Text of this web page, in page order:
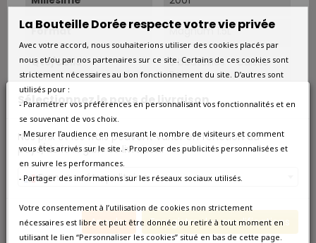
Sélectionnez le pays de livraison
Nos prix et les frais peuvent varier en fonction du
pays/de la région de livraison.
France métropolitaine
Annuler Enregistrer les modifications
Format Magnum 1.5L
Qté/Colis
3 bouteilles - Caisse
Bois
Pays
France
Région Bordeaux
Appellation
Type Rouge
La Bouteille Dorée respecte votre vie privée
Avec votre accord, nous souhaiterions utiliser des cookies placés par
nous et/ou par nos partenaires sur ce site. Certains de ces cookies sont
strictement nécessaires au bon fonctionnement du site. D’autres sont
utilisés pour :
- Paramétrer vos préférences en personnalisant vos fonctionnalités et en
se souvenant de vos choix.
- Mesurer l’audience en mesurant le nombre de visiteurs et comment
vous êtes arrivés sur le site. - Proposer des publicités personnalisées et
en suivre les performances.
- Partager des informations sur les réseaux sociaux utilisés.
Votre consentement à l’utilisation de cookies non strictement
nécessaires est libre et peut être donnée ou retiré à tout moment en
utilisant le lien “Personnaliser les cookies” situé en bas de cette page.